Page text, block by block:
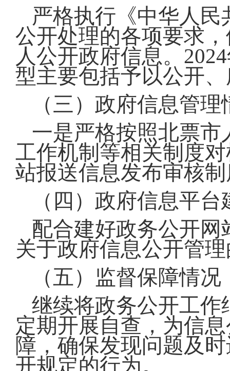
严格执行《中华人
公开处理的各项要求
人公开政府信息。
型主要包括予以公开
（三）政府信息管理
一是严格按照北票
工作机制等相关制度
站报送信息发布审核
（四）政府信息平
配合建好政务公开
关于政府信息公开管
（五）监督保障情况
继续将政务公开工
定期开展自查，为信
障，确保发现问题及
开规定的行为。